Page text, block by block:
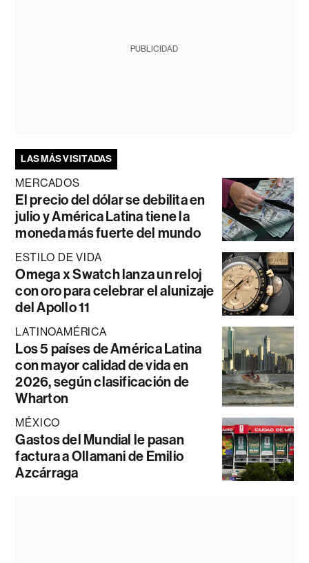
PUBLICIDAD
LAS MÁS VISITADAS
MERCADOS
El precio del dólar se debilita en
julio y América Latina tiene la
moneda más fuerte del mundo
ESTILO DE VIDA
Omega x Swatch lanza un reloj
con oro para celebrar el alunizaje
del Apollo 11
LATINOAMÉRICA
Los 5 países de América Latina
con mayor calidad de vida en
2026, según clasificación de
Wharton
MÉXICO
Gastos del Mundial le pasan
factura a Ollamani de Emilio
Azcárraga